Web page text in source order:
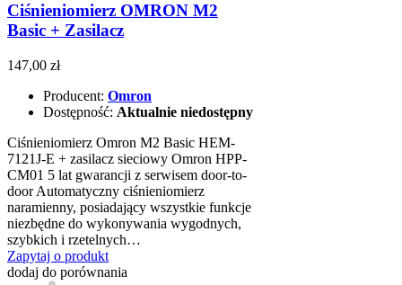
Ciśnieniomierz OMRON M2
Basic + Zasilacz
147,00 zł
Producent: Omron
Dostępność: Aktualnie niedostępny
Ciśnieniomierz Omron M2 Basic HEM-
7121J-E + zasilacz sieciowy Omron HPP-
CM01 5 lat gwarancji z serwisem door-to-
door Automatyczny ciśnieniomierz
naramienny, posiadający wszystkie funkcje
niezbędne do wykonywania wygodnych,
szybkich i rzetelnych…
Zapytaj o produkt
dodaj do porównania